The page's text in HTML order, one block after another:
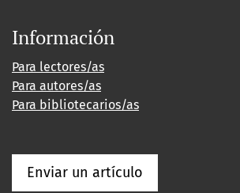
Información
Para lectores/as
Para autores/as
Para bibliotecarios/as
Enviar un artículo